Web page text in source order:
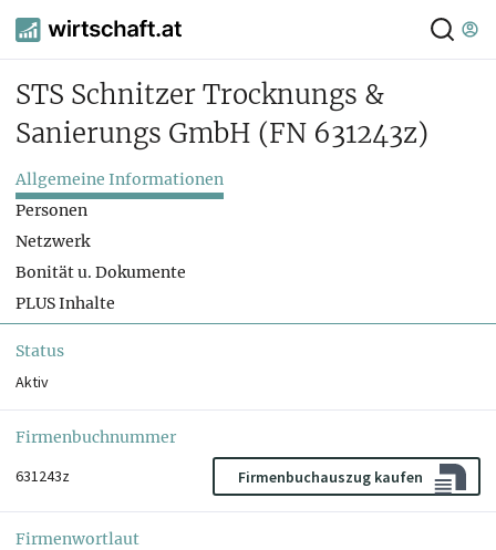
STS Schnitzer Trocknungs &
Sanierungs GmbH (FN 631243z)
Allgemeine Informationen
Personen
Netzwerk
Bonität u. Dokumente
PLUS Inhalte
Status
Aktiv
Firmenbuchnummer
631243z
Firmenbuchauszug kaufen
Firmenwortlaut